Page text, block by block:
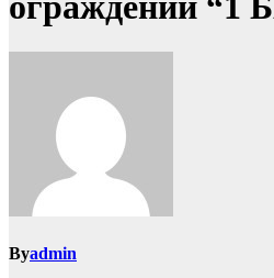
Byadmin